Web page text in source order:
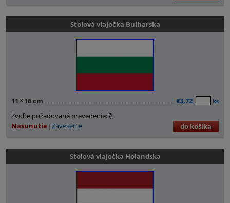
Stolová vlajočka Bulharska
11 × 16 cm €3,72 ks
Zvoľte požadované prevedenie:
Nasunutie Zavesenie do košíka
Stolová vlajočka Holandska